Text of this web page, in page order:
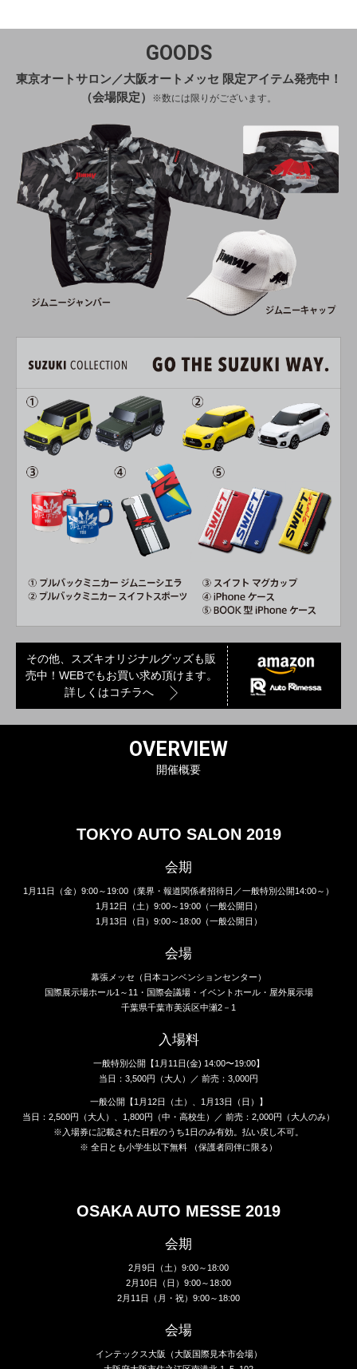
GOODS
東京オートサロン／大阪オートメッセ 限定アイテム発売中！
（会場限定）
※数には限りがございます。
その他、スズキオリジナルグッズも販
売中！WEBでもお買い求め頂けます。
詳しくはコチラへ
OVERVIEW
開催概要
TOKYO AUTO SALON 2019
会期
1月11日（金）9:00～19:00（業界・報道関係者招待日／一般特別公開14:00～）
1月12日（土）9:00～19:00（一般公開日）
1月13日（日）9:00～18:00（一般公開日）
会場
幕張メッセ（日本コンベンションセンター）
国際展示場ホール1～11・国際会議場・イベントホール・屋外展示場
千葉県千葉市美浜区中瀬2－1
入場料
一般特別公開【1月11日(金) 14:00〜19:00】
当日：3,500円（大人）／ 前売：3,000円
一般公開【1月12日（土）、1月13日（日）】
当日：2,500円（大人）、1,800円（中・高校生）／ 前売：2,000円（大人のみ）
※入場券に記載された日程のうち1日のみ有効。払い戻し不可。
※ 全日とも小学生以下無料 （保護者同伴に限る）
OSAKA AUTO MESSE 2019
会期
2月9日（土）9:00～18:00
2月10日（日）9:00～18:00
2月11日（月・祝）9:00～18:00
会場
インテックス大阪（大阪国際見本市会場）